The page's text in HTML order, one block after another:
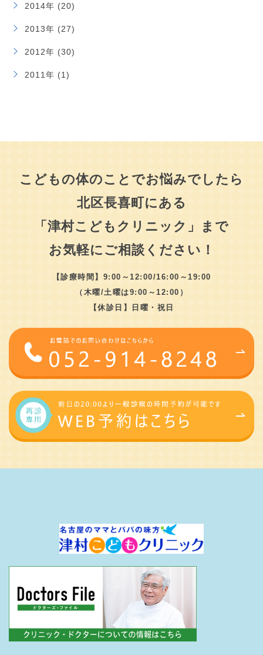
2014年 (20)
2013年 (27)
2012年 (30)
2011年 (1)
こどもの体のことでお悩みでしたら
北区長喜町にある
「津村こどもクリニック」まで
お気軽にご相談ください！
【診療時間】9:00～12:00/16:00～19:00
（木曜/土曜は9:00～12:00）
【休診日】日曜・祝日